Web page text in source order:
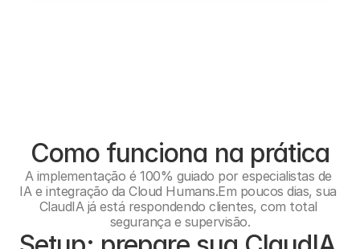
Como funciona na prática
A implementação é 100% guiado por especialistas de
IA e integração da Cloud Humans.Em poucos dias, sua
ClaudIA já está respondendo clientes, com total
segurança e supervisão.